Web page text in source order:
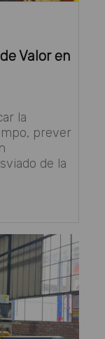
Valor en
la
prever
de la